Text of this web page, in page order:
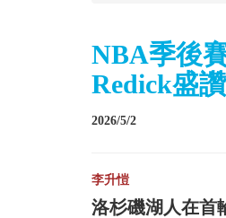
NBA季後
Redick盛
2026/5/2
李升愷
洛杉磯湖人在首